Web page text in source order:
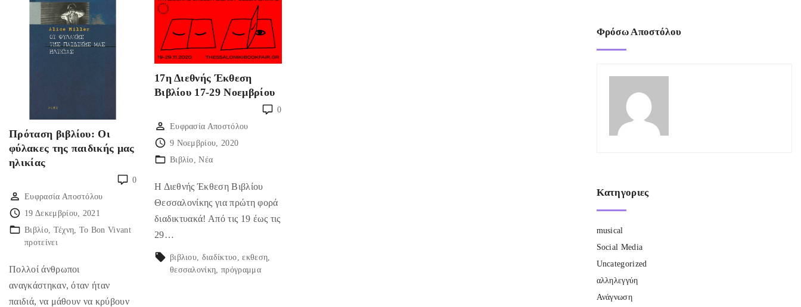
Πρόταση βιβλίου: Οι
φύλακες της παιδικής μας
ηλικίας
0
Ευφρασία Αποστόλου
19 Δεκεμβρίου, 2021
Βιβλίο
Τέχνη Το Bon Vivant
προτείνει
Πολλοί άνθρωποι
αναγκάστηκαν, όταν ήταν
παιδιά, να μάθουν να κρύβουν
17η Διεθνής Έκθεση
Βιβλίου 17-29 Νοεμβρίου
0
Ευφρασία Αποστόλου
9 Νοεμβρίου, 2020
Βιβλίο
Νέα
Η Διεθνής Έκθεση Βιβλίου
Θεσσαλονίκης για πρώτη φορά
διαδικτυακά! Από τις 19 έως τις
29…
βιβλιου διαδίκτυο
εκθεση
θεσσαλονίκη
πρόγραμμα
Φρόσω Αποστόλου
Κατηγοριες
musical
Social Media
Uncategorized
αλληλεγγύη
Ανάγνωση